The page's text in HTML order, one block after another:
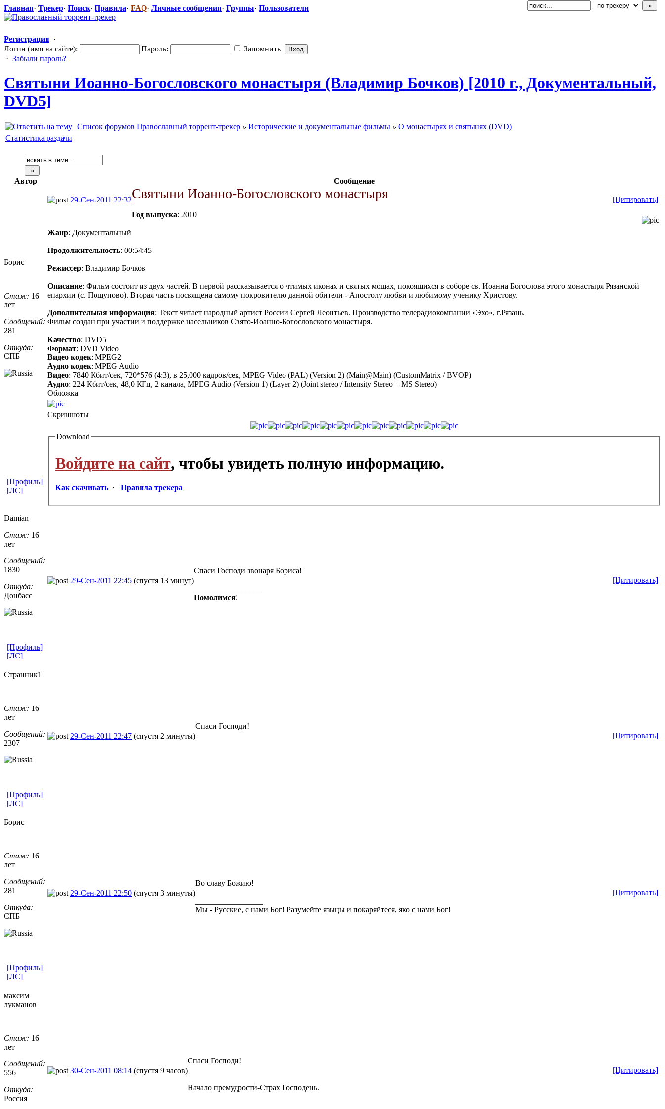
Главная· Трекер· Поиск· Правила· FAQ· Личные сообщения· Группы· Пользователи
Регистрация ·
Логин (имя на сайте):
Пароль:
Запомнить
· Забыли пароль?
Святыни Иоанно-Богос​ловского монастыря (Владимир Бочков) [2010 г., Документальн​ый,
DVD5]
Список форумов Православный торрент-трекер » Исторические и документальные фильмы » О монастырях и святынях (DVD)
Статистика раздачи
Автор Сообщение
Борис
Стаж: 16
лет
Сообщений:
281
Откуда:
СПБ
29-Сен-2011 22:32 [Цитировать]
Святыни Иоанно-Богословского монастыря
Год выпуска: 2010
Жанр: Документальный
Продолжительность: 00:54:45
Режиссер: Владимир Бочков
Описание: Фильм состоит из двух частей. В первой рассказывается о чтимых иконах и святых мощах, покоящихся в соборе св. Иоанна Богослова этого монастыря Рязанской
епархии (с. Пощупово). Вторая часть посвящена самому покровителю данной обители - Апостолу любви и любимому ученику Христову.
Дополнительная информация: Текст читает народный артист России Сергей Леонтьев. Производство телерадиокомпании «Эхо», г.Рязань.
Фильм создан при участии и поддержке насельников Свято-Иоанно-Богословского монастыря.
Качество: DVD5
Формат: DVD Video
Видео кодек: MPEG2
Аудио кодек: MPEG Audio
Видео: 7840 Кбит/сек, 720*576 (4:3), в 25,000 кадров/сек, MPEG Video (PAL) (Version 2) (Main@Main) (CustomMatrix / BVOP)
Аудио: 224 Кбит/сек, 48,0 КГц, 2 канала, MPEG Audio (Version 1) (Layer 2) (Joint stereo / Intensity Stereo + MS Stereo)
Обложка
Скриншоты
Download
Войдите на сайт, чтобы увидеть полную информацию.
Как скачивать · Правила трекера
[Профиль]
[ЛС]
Damian
Стаж: 16
лет
Сообщений:
1830
Откуда:
Донбасс
29-Сен-2011 22:45 (спустя 13 минут) [Цитировать]
Спаси Господи звонаря Бориса!
Помолимся!
[Профиль]
[ЛС]
Странник1
Стаж: 16
лет
Сообщений:
2307
29-Сен-2011 22:47 (спустя 2 минуты) [Цитировать]
Спаси Господи!
[Профиль]
[ЛС]
Борис
Стаж: 16
лет
Сообщений:
281
Откуда:
СПБ
29-Сен-2011 22:50 (спустя 3 минуты) [Цитировать]
Во славу Божию!
Мы - Русские, с нами Бог! Разумейте языцы и покаряйтеся, яко с нами Бог!
[Профиль]
[ЛС]
максим
лукманов
Стаж: 16
лет
Сообщений:
556
Откуда:
Россия
30-Сен-2011 08:14 (спустя 9 часов) [Цитировать]
Спаси Господи!
Начало премудрости-Страх Господень.